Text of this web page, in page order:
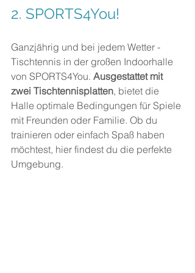
2. SPORTS4You!
Ganzjährig und bei jedem Wetter -
Tischtennis in der großen Indoorhalle
von SPORTS4You. Ausgestattet mit
zwei Tischtennisplatten, bietet die
Halle optimale Bedingungen für Spiele
mit Freunden oder Familie. Ob du
trainieren oder einfach Spaß haben
möchtest, hier findest du die perfekte
Umgebung.